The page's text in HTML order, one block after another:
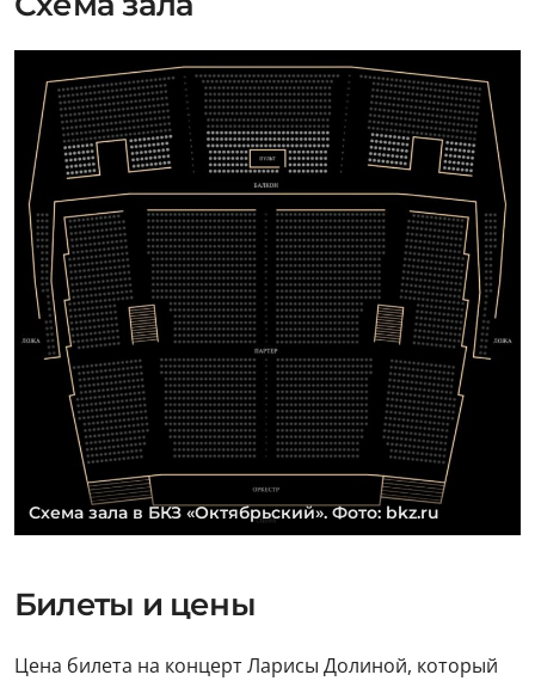
Схема зала в БКЗ «Октябрьский». Фото: bkz.ru
Билеты и цены
Цена билета на концерт Ларисы Долиной, который